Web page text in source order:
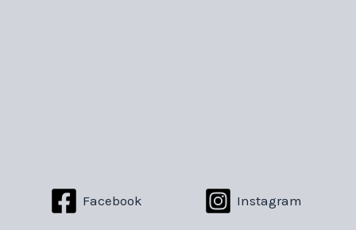
Facebook Instagram